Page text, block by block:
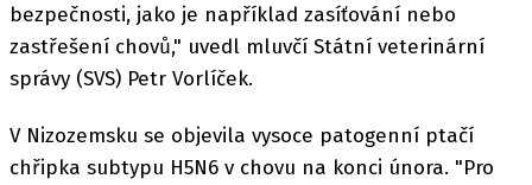
bezpečnosti, jako je například zasíťování nebo
zastřešení chovů," uvedl mluvčí Státní veterinární
správy (SVS) Petr Vorlíček.
V Nizozemsku se objevila vysoce patogenní ptačí
chřipka subtypu H5N6 v chovu na konci února. "Pro